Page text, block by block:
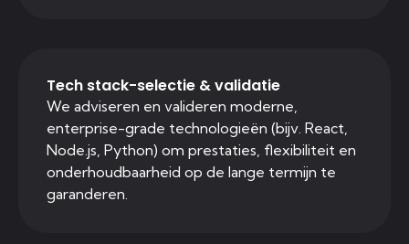
Tech stack-selectie & validatie
We adviseren en valideren moderne,
enterprise-grade technologieën (bijv. React,
Node.js, Python) om prestaties, flexibiliteit en
onderhoudbaarheid op de lange termijn te
garanderen.